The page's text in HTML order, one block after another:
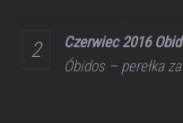
Czerwiec 2016
Óbidos – perełka